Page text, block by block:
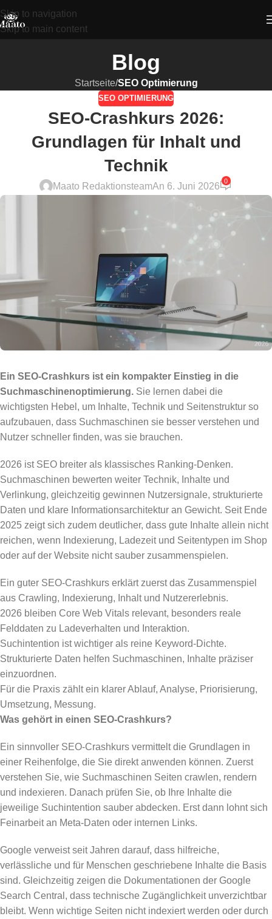
Skip to navigation
Skip to main content
Blog
Startseite/SEO Optimierung
SEO OPTIMIERUNG
SEO-Crashkurs 2026:
Grundlagen für Inhalt und
Technik
Maato RedaktionsteamAn 6. Juni 2026
0
Ein SEO-Crashkurs ist ein kompakter Einstieg in die
Suchmaschinenoptimierung. Sie lernen dabei die
wichtigsten Hebel, um Inhalte, Technik und Seitenstruktur so
aufzubauen, dass Suchmaschinen sie besser verstehen und
Nutzer schneller finden, was sie brauchen.
2026 ist SEO breiter als klassisches Ranking-Denken.
Suchmaschinen bewerten weiter Technik, Inhalte und
Verlinkung, gleichzeitig gewinnen Nutzersignale, strukturierte
Daten und klare Informationsarchitektur an Gewicht. Seit Ende
2025 zeigt sich zudem deutlicher, dass gute Inhalte allein nicht
reichen, wenn Indexierung, Ladezeit und Seitentypen im Shop
oder auf der Website nicht sauber zusammenspielen.
Ein guter SEO-Crashkurs erklärt zuerst das Zusammenspiel
aus Crawling, Indexierung, Inhalt und Nutzererlebnis.
2026 bleiben Core Web Vitals relevant, besonders reale
Felddaten zu Ladeverhalten und Interaktion.
Suchintention ist wichtiger als reine Keyword-Dichte.
Strukturierte Daten helfen Suchmaschinen, Inhalte präziser
einzuordnen.
Für die Praxis zählt ein klarer Ablauf, Analyse, Priorisierung,
Umsetzung, Messung.
Was gehört in einen SEO-Crashkurs?
Ein sinnvoller SEO-Crashkurs vermittelt die Grundlagen in
einer Reihenfolge, die Sie direkt anwenden können. Zuerst
verstehen Sie, wie Suchmaschinen Seiten crawlen, rendern
und indexieren. Danach prüfen Sie, ob Ihre Inhalte die
jeweilige Suchintention sauber abdecken. Erst dann lohnt sich
Feinarbeit an Meta-Daten oder internen Links.
Google verweist seit Jahren darauf, dass hilfreiche,
verlässliche und für Menschen geschriebene Inhalte die Basis
sind. Gleichzeitig zeigen die Dokumentationen der Google
Search Central, dass technische Zugänglichkeit unverzichtbar
bleibt. Wenn wichtige Seiten nicht indexiert werden oder durch